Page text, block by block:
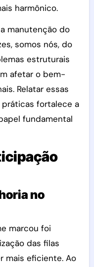
harmônico.
manutenção do
somos nós, do
estruturais
afetar o bem-
Relatar essas
fortalece a
fundamental
no
marcou foi
das filas
mais eficiente. Ao